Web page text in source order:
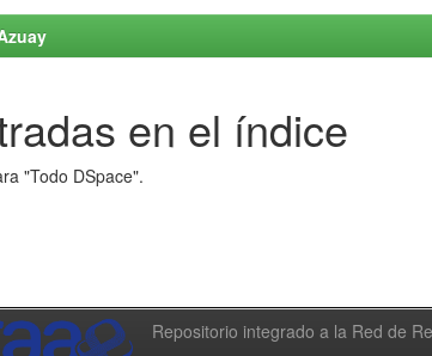
en el índice
"Todo DSpace".
Repositorio integrado a la Red de